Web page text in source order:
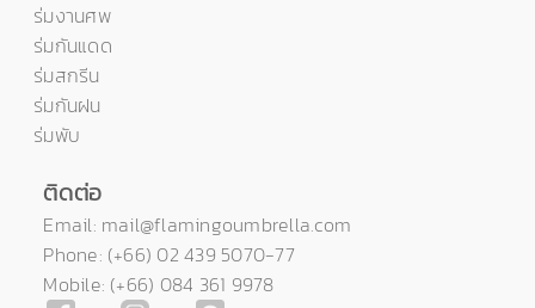
ร่มงานศพ
ร่มกันแดด
ร่มสกรีน
ร่มกันฝน
ร่มพับ
ติดต่อ
Email: mail@flamingoumbrella.com
Phone: (+66) 02 439 5070-77
Mobile: (+66) 084 361 9978